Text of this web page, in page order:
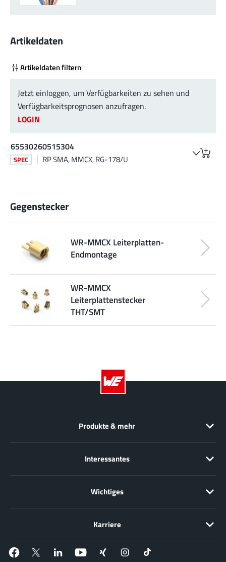
Artikeldaten
Artikeldaten filtern
Jetzt einloggen, um Verfügbarkeiten zu sehen und
Verfügbarkeitsprognosen anzufragen.
LOGIN
65530260515304
SPEC RP SMA, MMCX, RG-178/U
Gegenstecker
WR-MMCX Leiterplatten-
Endmontage
WR-MMCX
Leiterplattenstecker
THT/SMT
Produkte & mehr
Interessantes
Wichtiges
Karriere